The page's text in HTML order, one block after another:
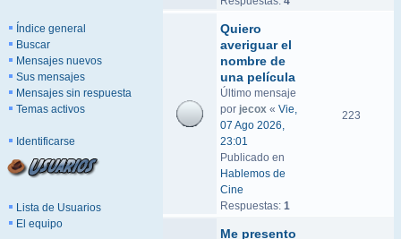
Índice general
Buscar
Mensajes nuevos
Sus mensajes
Mensajes sin respuesta
Temas activos
Identificarse
Lista de Usuarios
El equipo
Quiero
averiguar el
nombre de
una película
Último mensaje
por jecox « Vie,
07 Ago 2026,
23:01
Publicado en
Hablemos de
Cine
Respuestas: 1
223
Me presento